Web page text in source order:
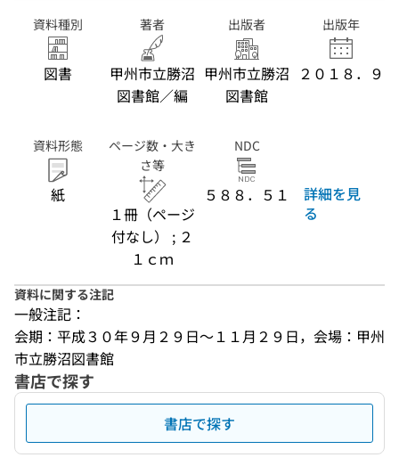
資料種別
図書
著者
甲州市立勝沼
図書館／編
出版者
甲州市立勝沼
図書館
出版年
２０１８．９
資料形態
紙
ページ数・大き
さ等
１冊（ページ
付なし） ; ２
１ｃｍ
NDC
５８８．５１
詳細を見
る
資料に関する注記
一般注記：
会期：平成３０年９月２９日〜１１月２９日，会場：甲州
市立勝沼図書館
書店で探す
書店で探す